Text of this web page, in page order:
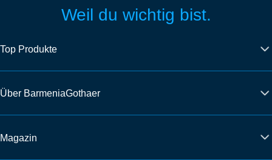
Weil du wichtig bist.
Top Produkte
Über BarmeniaGothaer
Magazin